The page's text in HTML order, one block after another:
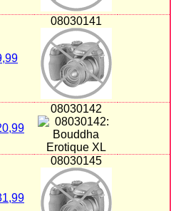
08030141
08030142
08030145